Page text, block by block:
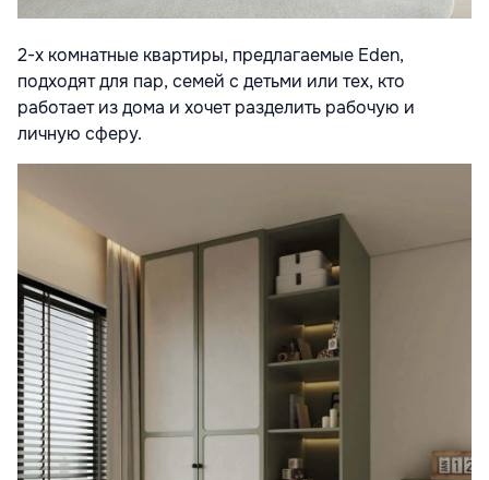
2-х комнатные квартиры, предлагаемые Eden,
подходят для пар, семей с детьми или тех, кто
работает из дома и хочет разделить рабочую и
личную сферу.